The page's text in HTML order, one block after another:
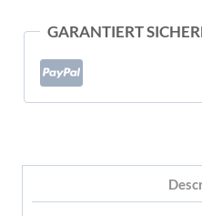
GARANTIERT